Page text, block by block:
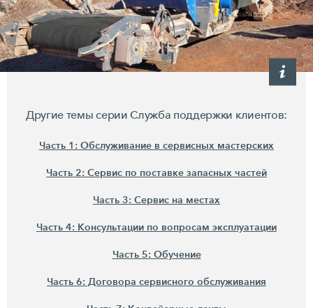
Другие темы серии Служба поддержки клиентов:
Часть 1: Обслуживание в сервисных мастерских
Часть 2: Сервис по поставке запасных частей
Часть 3: Сервис на местах
Часть 4: Консультации по вопросам эксплуатации
Часть 5: Обучение
Часть 6: Договора сервисного обслуживания